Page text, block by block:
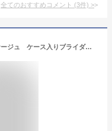
全てのおすすめコメント (3件) >
ガーベラのプリザーブドフラワーコサージュ ケース入りブライダル ブートニア パーティー 結婚式 入園式 卒園式 子供 入学式 卒業式 コサージュ フォーマル 入学式 ブトニア 花 プリザーブドフラワー